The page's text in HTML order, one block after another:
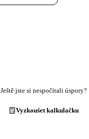
Ještě jste si nespočítali úspory?
Vyzkoušet kalkulačku